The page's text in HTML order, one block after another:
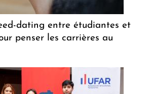
dating entre étudiantes et
penser les carrières au